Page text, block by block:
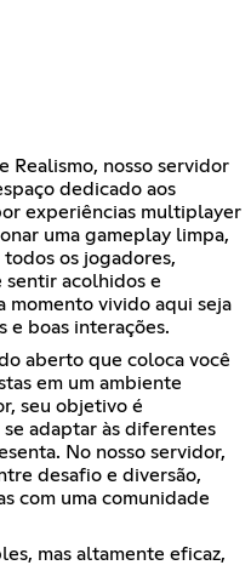
Realismo, nosso servidor
dedicado aos
experiências multiplayer
uma gameplay limpa,
os jogadores,
sentir acolhidos e
momento vivido aqui seja
e boas interações.
aberto que coloca você
em um ambiente
seu objetivo é
adaptar às diferentes
No nosso servidor,
desafio e diversão,
com uma comunidade
mas altamente eficaz,